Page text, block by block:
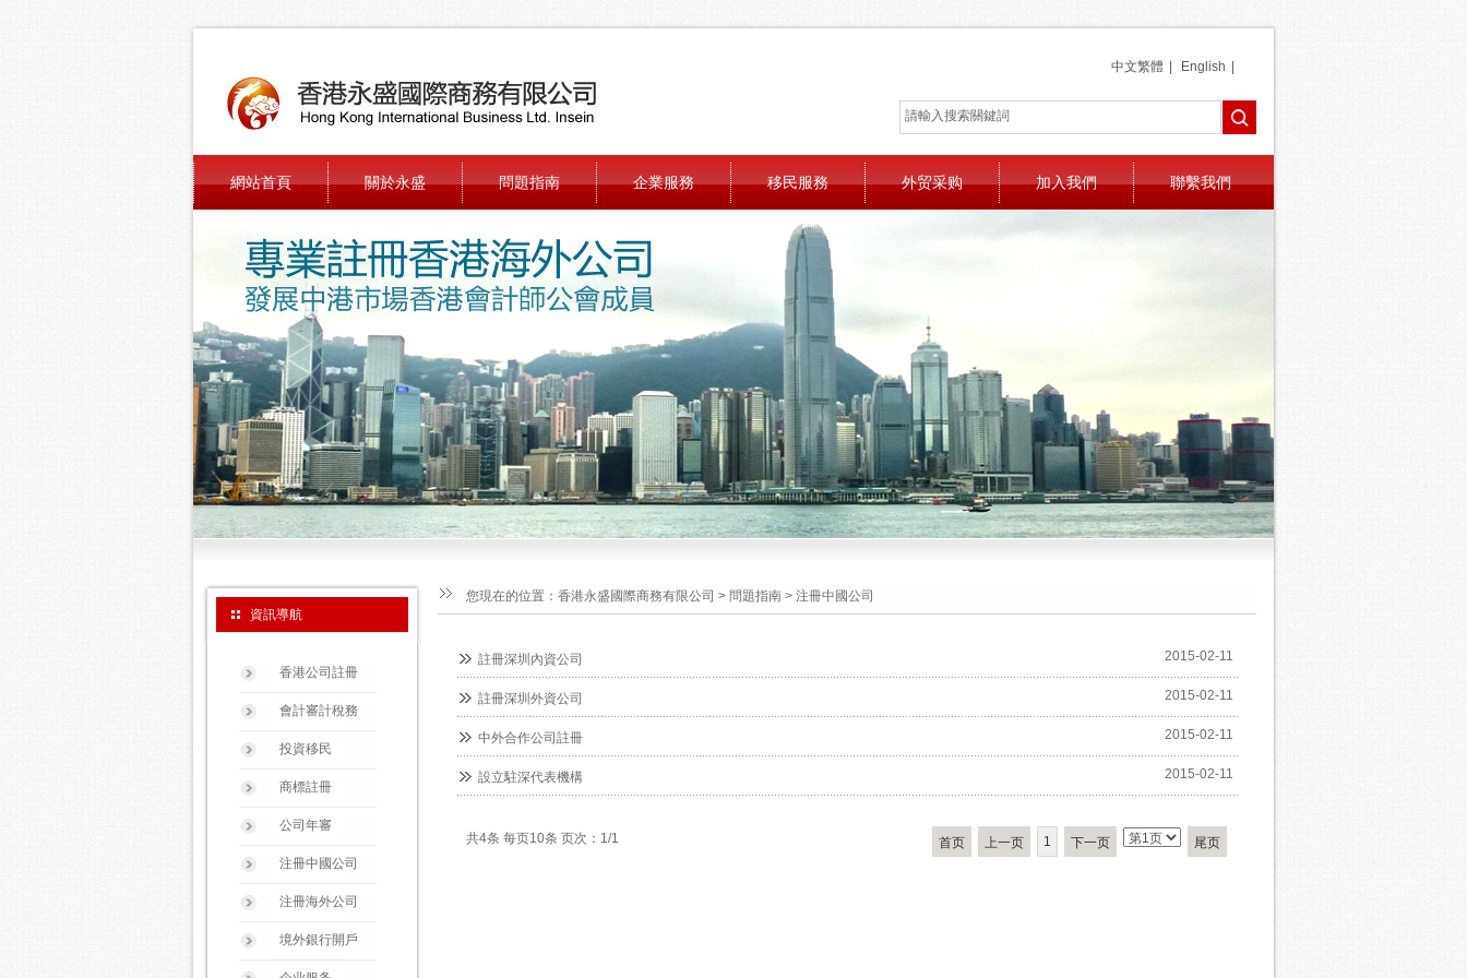
網站首頁 關於永盛 問題指南 企業服務 移民服務 外贸采购 加入我們 聯繫我們
中文繁體 English
註冊深圳內資公司 2015-02-11
註冊深圳外資公司 2015-02-11
中外合作公司註冊 2015-02-11
設立駐深代表機構 2015-02-11
共4条 每页10条 页次：1/1 首页 上一页 1 下一页 尾页
資訊導航
香港公司註冊
會計審計稅務
投資移民
商標註冊
公司年審
注冊中國公司
注冊海外公司
境外銀行開戶
您現在的位置： 香港永盛國際商務有限公司 > 問題指南 > 注冊中國公司